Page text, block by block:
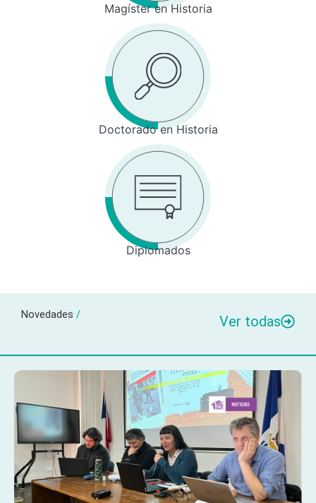
Magíster en Historia
Doctorado en Historia
Diplomados
Novedades / Ver todas